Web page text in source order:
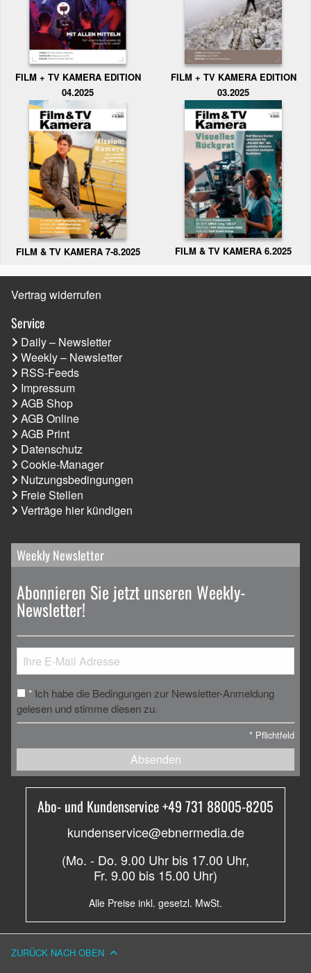
FILM + TV KAMERA EDITION
04.2025
FILM + TV KAMERA EDITION
03.2025
FILM & TV KAMERA 7-8.2025 FILM & TV KAMERA 6.2025
Vertrag widerrufen
Service
Daily – Newsletter
Weekly – Newsletter
RSS-Feeds
Impressum
AGB Shop
AGB Online
AGB Print
Datenschutz
Cookie-Manager
Nutzungsbedingungen
Freie Stellen
Verträge hier kündigen
Weekly Newsletter
Abonnieren Sie jetzt unseren Weekly-
Newsletter!
* Ich habe die Bedingungen zur Newsletter-Anmeldung
gelesen und stimme diesen zu.
* Pflichtfeld
Absenden
Abo- und Kundenservice +49 731 88005-8205
kundenservice@ebnermedia.de
(Mo. - Do. 9.00 Uhr bis 17.00 Uhr,
Fr. 9.00 bis 15.00 Uhr)
Alle Preise inkl. gesetzl. MwSt.
ZURÜCK NACH OBEN